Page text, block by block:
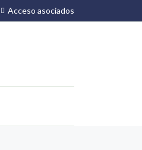
Acceso asociados